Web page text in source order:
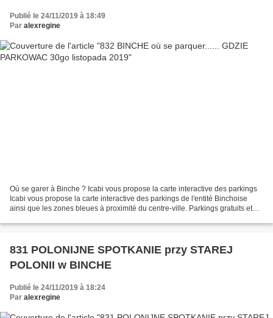
Publié le 24/11/2019 à 18:49
Par alexregine
Où se garer à Binche ? Icabi vous propose la carte interactive des parkings
Icabi vous propose la carte interactive des parkings de l'entité Binchoise
ainsi que les zones bleues à proximité du centre-ville. Parkings gratuits et
831 POLONIJNE SPOTKANIE przy STAREJ
POLONII w BINCHE
Publié le 24/11/2019 à 18:24
Par alexregine